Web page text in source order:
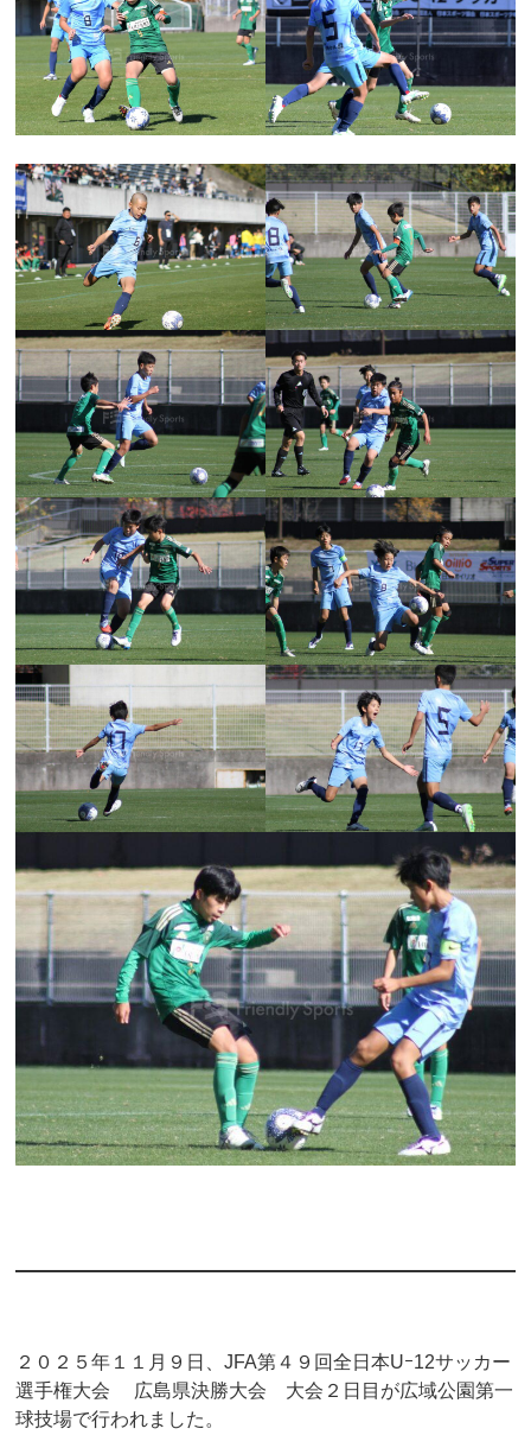
２０２５年１１月９日、JFA第４９回全日本Uｰ12サッカー
選手権大会 広島県決勝大会 大会２日目が広域公園第一
球技場で行われました。